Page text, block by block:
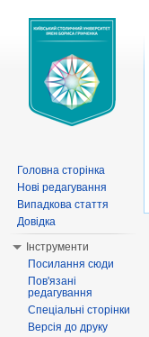
Головна сторінка
Нові редагування
Випадкова стаття
Довідка
Інструменти
Посилання сюди
Пов'язані
редагування
Спеціальні сторінки
Версія до друку